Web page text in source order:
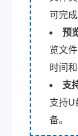
可完成
预
览文
时间
支
支持U
备。